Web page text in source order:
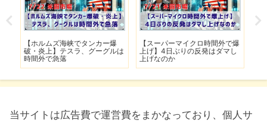
【ホルムズ海峡でタンカー爆
破・炎上】テスラ、グーグルは
時間外で急落
【スーパーマイクロ時間外で爆
上げ】4日ぶりの反発はダマし
上げなのか
当サイトは広告費で運営費をまかなっており、個人サ